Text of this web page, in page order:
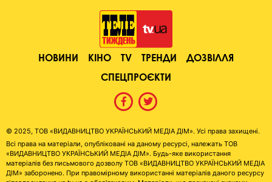
НОВИНИ КІНО TV ТРЕНДИ
ДОЗВІЛЛЯ
СПЕЦПРОЄКТИ
© 2025, ТОВ «ВИДАВНИЦТВО УКРАЇНСЬКИЙ МЕДІА ДІМ». Усі права захищені.
Всі права на матеріали, опубліковані на даному ресурсі, належать ТОВ
«ВИДАВНИЦТВО УКРАЇНСЬКИЙ МЕДІА ДІМ». Будь-яке використання
матеріалів без письмового дозволу ТОВ «ВИДАВНИЦТВО УКРАЇНСЬКИЙ МЕДІА
ДІМ» заборонено. При правомірному використанні матеріалів даного ресурсу